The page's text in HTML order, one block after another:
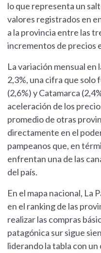
lo que representa un
valores registrados en
a la provincia entre las
incrementos de precios
La variación mensual en
2,3%, una cifra que solo
(2,6%) y Catamarca
aceleración de los
promedio de otras
directamente en el
pampeanos que, en
enfrentan una de las
del país.
En el mapa nacional, La
en el ranking de las
realizar las compras
patagónica sur sigue
liderando la tabla con